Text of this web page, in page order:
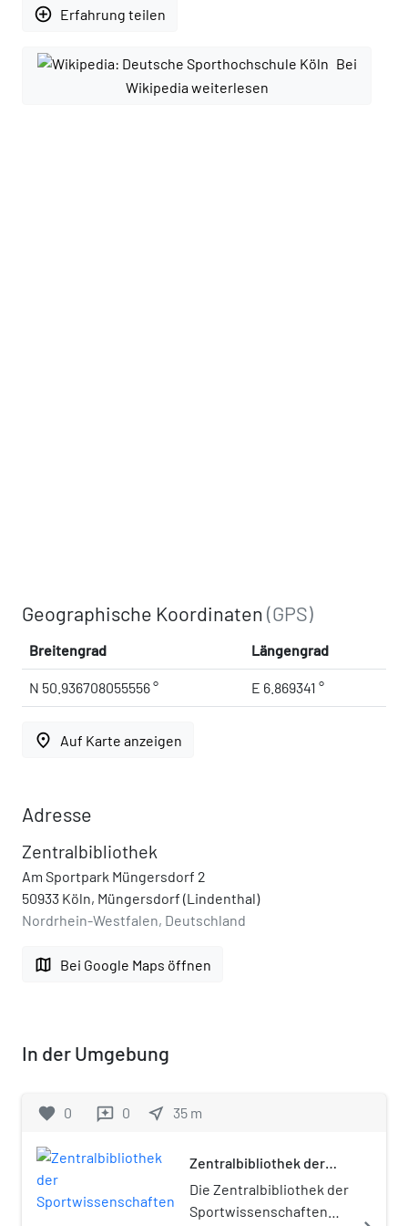
add_circle_outline Erfahrung teilen
Bei
Wikipedia weiterlesen
Geographische Koordinaten(GPS)
Breitengrad Längengrad
N 50.936708055556 ° E 6.869341 °
place Auf Karte anzeigen
Adresse
Zentralbibliothek
Am Sportpark Müngersdorf 2
50933 Köln, Müngersdorf (Lindenthal)
Nordrhein-Westfalen, Deutschland
map Bei Google Maps öffnen
In der Umgebung
favorite 0 reviews 0 near_me 35 m
Zentralbibliothek der
Die Zentralbibliothek der
Sportwissenschaften